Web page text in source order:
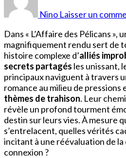
Nino Laisser un
Dans « L’Affaire des Pélicans »,
magnifiquement rendu sert de
histoire complexe d’alliés
secrets partagés les unissant,
principaux naviguent à travers
romance au milieu de pressions
thèmes de trahison. Leur
révèle un profond tourment
destin sur leurs vies. À mesure
s’entrelacent, quelles vérités
incitant à une réévaluation de
connexion ?